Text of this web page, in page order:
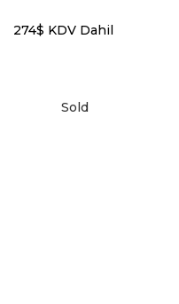
274$ KDV Dahil
Sold